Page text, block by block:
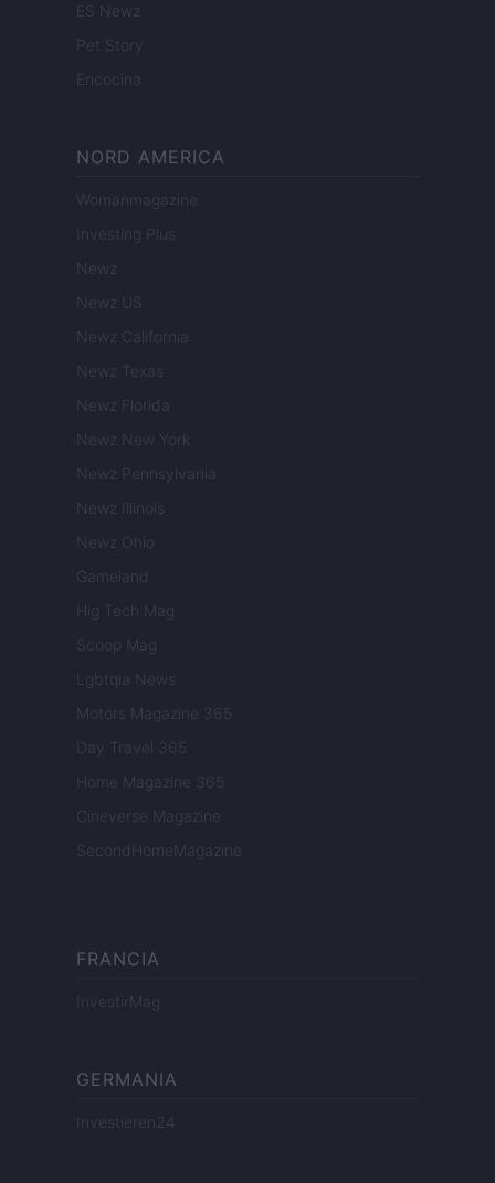
ES Newz
Pet Story
Encocina
NORD AMERICA
Womanmagazine
Investing Plus
Newz
Newz US
Newz California
Newz Texas
Newz Florida
Newz New York
Newz Pennsylvania
Newz Illinois
Newz Ohio
Gameland
Hig Tech Mag
Scoop Mag
Lgbtqia News
Motors Magazine 365
Day Travel 365
Home Magazine 365
Cineverse Magazine
SecondHomeMagazine
FRANCIA
InvestirMag
GERMANIA
Investieren24